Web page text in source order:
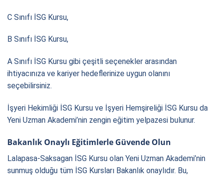
C Sınıfı İSG Kursu,
B Sınıfı İSG Kursu,
A Sınıfı İSG Kursu gibi çeşitli seçenekler arasından
ihtiyacınıza ve kariyer hedeflerinize uygun olanını
seçebilirsiniz.
İşyeri Hekimliği İSG Kursu ve İşyeri Hemşireliği İSG Kursu da
Yeni Uzman Akademi’nin zengin eğitim yelpazesi bulunur.
Bakanlık Onaylı Eğitimlerle Güvende Olun
Lalapasa-Saksagan İSG Kursu olan Yeni Uzman Akademi’nin
sunmuş olduğu tüm İSG Kursları Bakanlık onaylıdır. Bu,